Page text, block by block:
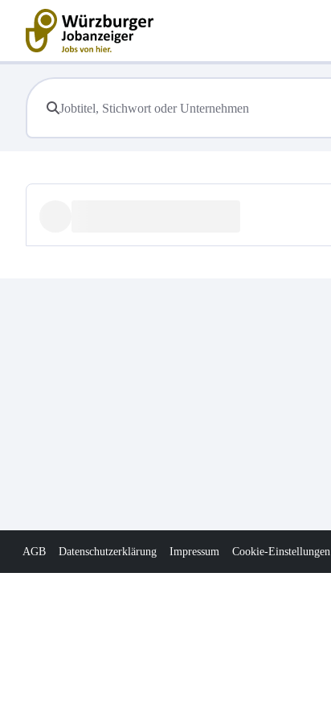
AGB Datenschutzerklärung Impressum Cookie-Einstellungen